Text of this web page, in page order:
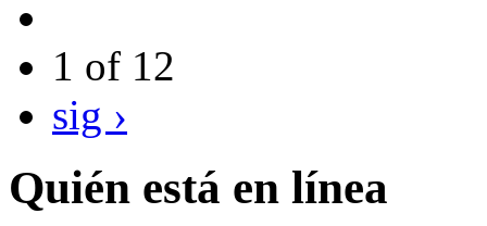
1 of 12
sig ›
Quién está en línea